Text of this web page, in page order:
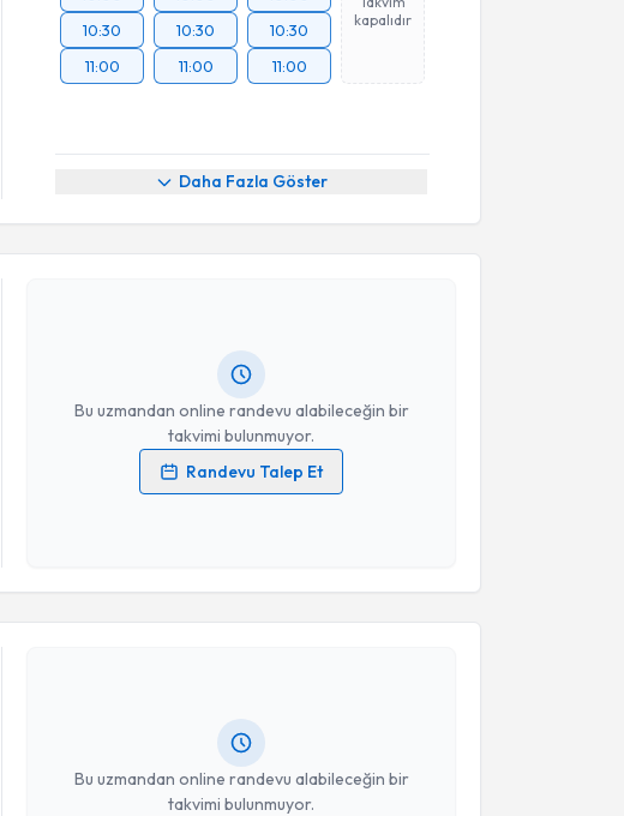
10:30
11:00
10:30
11:00
10:30
11:00
kapalıdır
Daha Fazla Göster
Bu uzmandan online randevu alabileceğin bir
takvimi bulunmuyor.
Randevu Talep Et
Randevu Takvimi Talebi
Op. Dr. Ali Yılmaz
Kişisel verilerimin işlenmesine ilişkinAydınlatma Metni
Takvim Talebini Gönder
Bu uzmandan online randevu alabileceğin bir
takvimi bulunmuyor.
Randevu Takvimi Talebi
Op. Dr. Ali Göçer